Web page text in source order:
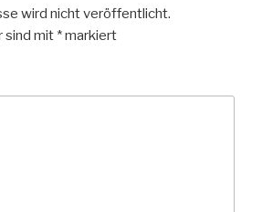
wird nicht veröffentlicht.
sind mit *markiert